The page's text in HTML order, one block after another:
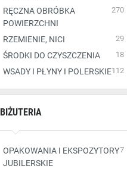
RĘCZNA OBRÓBKA
POWIERZCHNI
270
RZEMIENIE, NICI 29
ŚRODKI DO CZYSZCZENIA 18
WSADY I PŁYNY I POLERSKIE112
BIŻUTERIA
OPAKOWANIA I EKSPOZYTORY
JUBILERSKIE
7